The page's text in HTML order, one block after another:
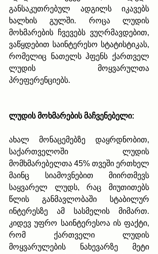
განსაკუთრებულ ადგილს იკავებს
ხალხის გულში. როცა ლუდის
მოხმარების ჩვევებს ვუღრმავდებით,
ვაწყდებით საინტერესო სტატისტიკას,
რომელიც ნათელს ჰფენს ქართველ
ლუდის მოყვარულთა
პრეფერენციებს.
ლუდის მოხმარების მაჩვენებელი:
ახალ მონაცემებზე დაყრდნობით,
საქართველოში ლუდის
მომხმარებელთა 45% თვეში ერთხელ
მაინც სიამოვნებით მიირთმევს
საყვარელ ლუდს, რაც მიუთითებს
წლის განმავლობაში სტაბილურ
ინტერესზე ამ სასმელის მიმართ.
კიდევ უფრო საინტერესოა ის ფაქტი,
რომ ქართველი ლუდის
მოყვარულების ნახევარზე მეტი